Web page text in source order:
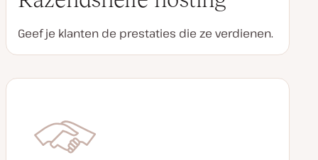
Geef je klanten de prestaties die ze verdienen.